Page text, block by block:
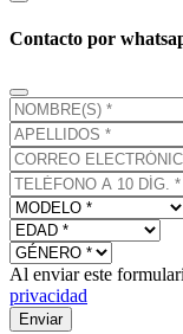
Contacto por
Al enviar este
privacidad
Enviar